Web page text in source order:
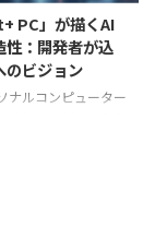
PC」が描くAI
性：開発者が込
のビジョン
ナルコンピューター